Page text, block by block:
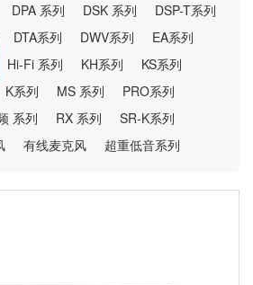
DPA 系列 DSK 系列
DSP-T系列
DTA系列 DWV系列
EA系列
Hi-Fi 系列 KH系列
KS系列
K系列 MS 系列
PRO系列
系列
RX 系列
SR-K系列
有线麦克风 超重低音系列